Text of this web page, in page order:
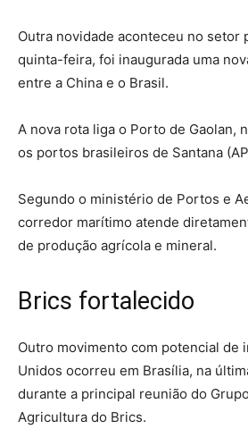
Outra novidade aconteceu no setor
quinta-feira, foi inaugurada uma
entre a China e o Brasil.
A nova rota liga o Porto de Gaolan,
os portos brasileiros de Santana
Segundo o ministério de Portos e
corredor marítimo atende
de produção agrícola e mineral.
Brics fortalecido
Outro movimento com potencial de
Unidos ocorreu em Brasília, na
durante a principal reunião do
Agricultura do Brics.